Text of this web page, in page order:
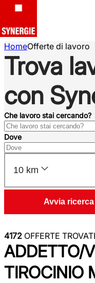
HomeOfferte di lavoro
Trova
con
Che lavoro stai cercando?
Dove
10 km
Avvia ricerca
4172 OFFERTE
ADDETTO/
TIROCINIO